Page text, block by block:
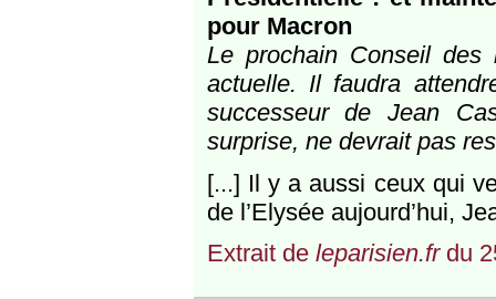
pour Macron
Le prochain Conseil des
actuelle. Il faudra
successeur de Jean
surprise, ne devrait pas
[...] Il y a aussi ceux qui
de l’Elysée aujourd’hui,
Extrait de leparisien.frdu